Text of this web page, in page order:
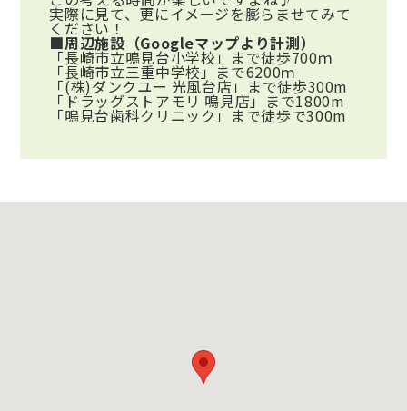
実際に見て、更にイメージを膨らませてみて
ください！
■周辺施設（Googleマップより計測）
「長崎市立鳴見台小学校」まで徒歩700ｍ
「長崎市立三重中学校」まで6200ｍ
「(株)ダンクユー 光風台店」まで徒歩300m
「ドラッグストアモリ 鳴見店」まで1800m
「鳴見台歯科クリニック」まで徒歩で300m